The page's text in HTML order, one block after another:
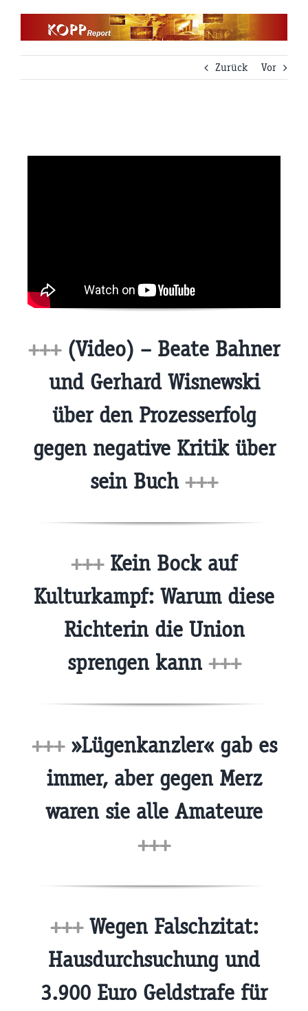
Zurück
Vor
+++(Video) – Beate Bahner
und Gerhard Wisnewski
über den Prozesserfolg
gegen negative Kritik über
sein Buch +++
+++Kein Bock auf
Kulturkampf: Warum diese
Richterin die Union
sprengen kann +++
+++»Lügenkanzler« gab es
immer, aber gegen Merz
waren sie alle Amateure
+++
+++Wegen Falschzitat:
Hausdurchsuchung und
3.900 Euro Geldstrafe für